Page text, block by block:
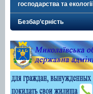
господарства та екології
Безбар’єрність